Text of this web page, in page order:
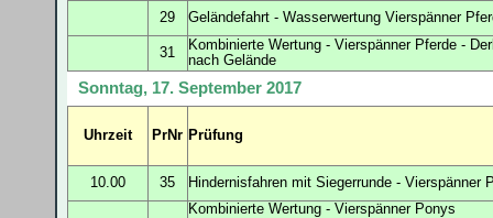
29 Geländefahrt - Wasserwertung Vierspänner
31
Kombinierte Wertung - Vierspänner Pferde -
nach Gelände
Sonntag, 17. September 2017
Uhrzeit PrNr Prüfung
10.00 35 Hindernisfahren mit Siegerrunde - Vierspänner
Kombinierte Wertung - Vierspänner Ponys